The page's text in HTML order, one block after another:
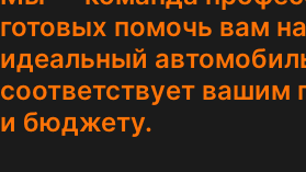
готовых помочь вам
идеальный
соответствует вашим
и бюджету.